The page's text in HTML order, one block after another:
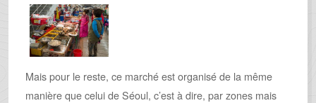
Mais pour le reste, ce marché est organisé de la même
manière que celui de Séoul, c’est à dire, par zones mais